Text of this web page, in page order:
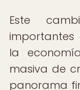
Este
la
masiva de
panorama